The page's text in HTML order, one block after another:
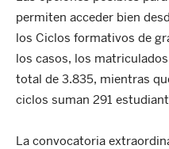
permiten acceder bien
los Ciclos formativos de
los casos, los
total de 3.835, mientras
ciclos suman 291
La convocatoria